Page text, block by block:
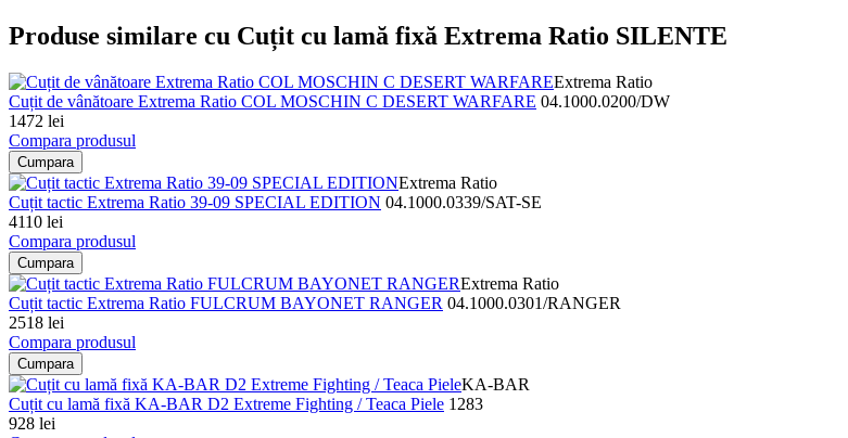
Produse similare cu Cuțit cu lamă fixă Extrema Ratio SILENTE
Extrema Ratio
Cuțit de vânătoare Extrema Ratio COL MOSCHIN C DESERT WARFARE 04.1000.0200/DW
1472 lei
Compara produsul
Cumpara
Extrema Ratio
Cuțit tactic Extrema Ratio 39-09 SPECIAL EDITION 04.1000.0339/SAT-SE
4110 lei
Compara produsul
Cumpara
Extrema Ratio
Cuțit tactic Extrema Ratio FULCRUM BAYONET RANGER 04.1000.0301/RANGER
2518 lei
Compara produsul
Cumpara
KA-BAR
Cuțit cu lamă fixă KA-BAR D2 Extreme Fighting / Teaca Piele 1283
928 lei